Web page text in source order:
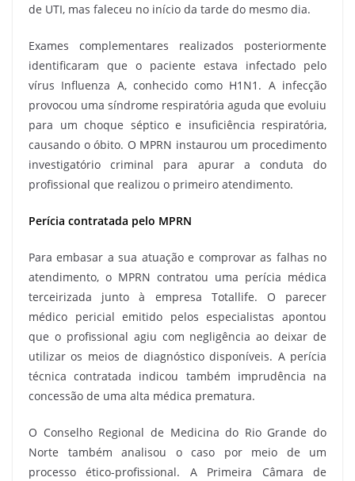
de UTI, mas faleceu no início da tarde do mesmo dia.
Exames complementares realizados posteriormente
identificaram que o paciente estava infectado pelo
vírus Influenza A, conhecido como H1N1. A infecção
provocou uma síndrome respiratória aguda que evoluiu
para um choque séptico e insuficiência respiratória,
causando o óbito. O MPRN instaurou um procedimento
investigatório criminal para apurar a conduta do
profissional que realizou o primeiro atendimento.
Perícia contratada pelo MPRN
Para embasar a sua atuação e comprovar as falhas no
atendimento, o MPRN contratou uma perícia médica
terceirizada junto à empresa Totallife. O parecer
médico pericial emitido pelos especialistas apontou
que o profissional agiu com negligência ao deixar de
utilizar os meios de diagnóstico disponíveis. A perícia
técnica contratada indicou também imprudência na
concessão de uma alta médica prematura.
O Conselho Regional de Medicina do Rio Grande do
Norte também analisou o caso por meio de um
processo ético-profissional. A Primeira Câmara de